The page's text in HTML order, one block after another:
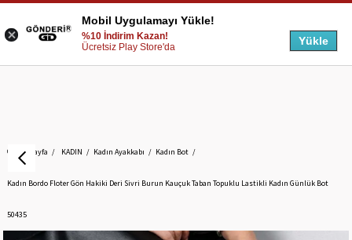
Anasayfa KADIN Kadın Ayakkabı Kadın Bot
Kadın Bordo Floter Gön Hakiki Deri Sivri Burun Kauçuk Taban Topuklu Lastikli Kadın Günlük Bot
50435
Mobil Uygulamayı Yükle!
%10 İndirim Kazan!
Ücretsiz Play Store'da
Yükle